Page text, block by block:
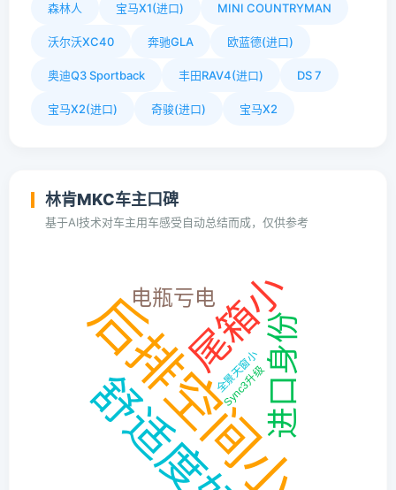
森林人 宝马X1(进口) MINI COUNTRYMAN
沃尔沃XC40 奔驰GLA 欧蓝德(进口)
奥迪Q3 Sportback 丰田RAV4(进口) DS 7
宝马X2(进口) 奇骏(进口) 宝马X2
林肯MKC车主口碑
基于AI技术对车主用车感受自动总结而成，仅供参考